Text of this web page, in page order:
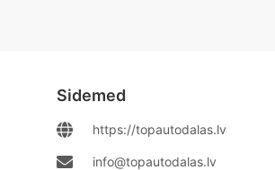
Sidemed
https://topautodalas.lv
info@topautodalas.lv